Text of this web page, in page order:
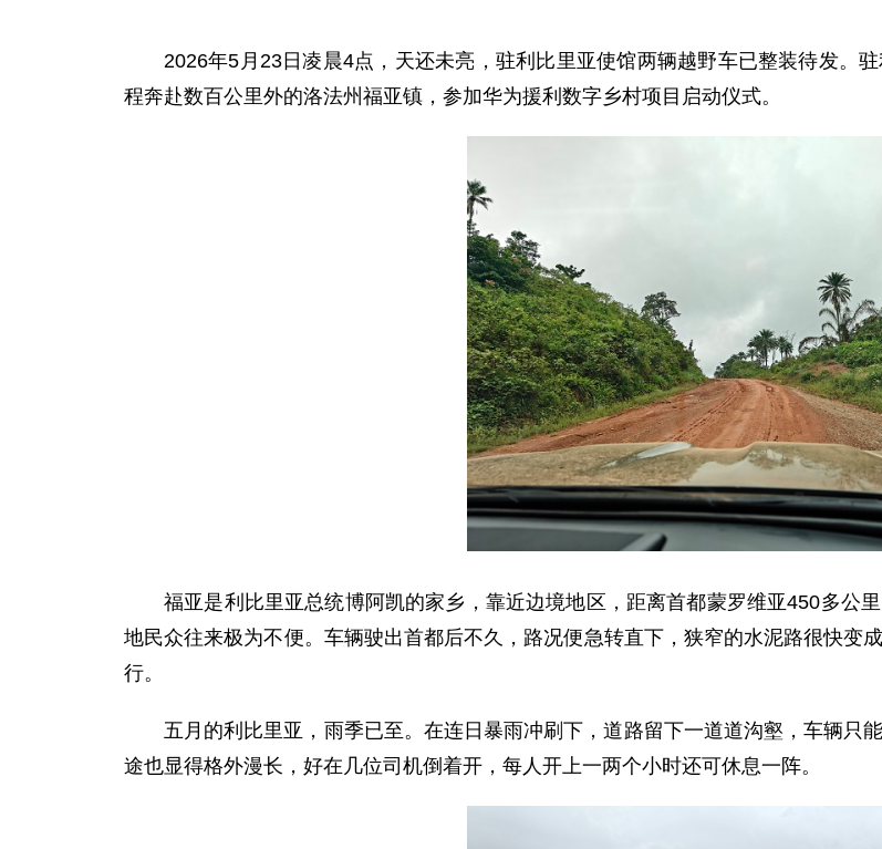
2026年5月23日凌晨4点，天还未亮，驻利比里亚使馆两辆越野车已整装待发。
程奔赴数百公里外的洛法州福亚镇，参加华为援利数字乡村项目启动仪式。
福亚是利比里亚总统博阿凯的家乡，靠近边境地区，距离首都蒙罗维亚450多公
地民众往来极为不便。车辆驶出首都后不久，路况便急转直下，狭窄的水泥路很快变
行。
五月的利比里亚，雨季已至。在连日暴雨冲刷下，道路留下一道道沟壑，车辆只
途也显得格外漫长，好在几位司机倒着开，每人开上一两个小时还可休息一阵。